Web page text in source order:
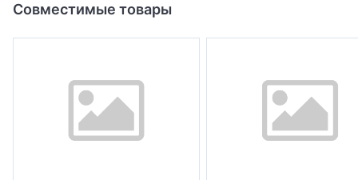
Совместимые товары